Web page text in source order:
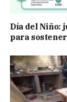
Día del Niño:
para